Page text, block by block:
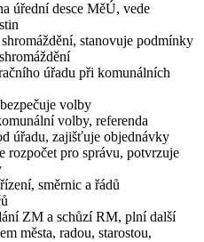
úřední desce MěÚ, vede
stanovuje podmínky
úřadu při komunálních
volby
volby, referenda
úřadu, zajišťuje objednávky
rozpočet pro správu, potvrzuje
směrnic a řádů
ZM a schůzí RM, plní další
města, radou, starostou,